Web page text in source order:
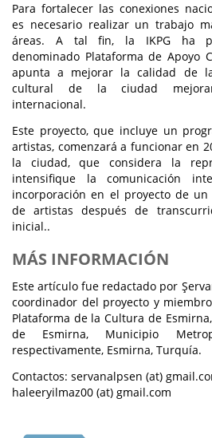
Para fortalecer las conexiones
es necesario realizar un trabajo
áreas. A tal fin, la IKPG ha
denominado Plataforma de Apoyo
apunta a mejorar la calidad de
cultural de la ciudad
internacional.
Este proyecto, que incluye un
artistas, comenzará a funcionar en
la ciudad, que considera la
intensifique la comunicación
incorporación en el proyecto de
de artistas después de
inicial..
MÁS INFORMACIÓN
Este artículo fue redactado por
coordinador del proyecto y
Plataforma de la Cultura de
de Esmirna, Municipio
respectivamente, Esmirna, Turquía.
Contactos: servanalpsen (at)
haleeryilmaz00 (at) gmail.com